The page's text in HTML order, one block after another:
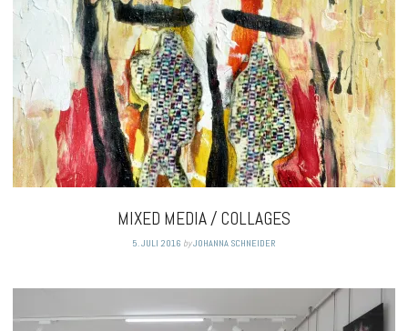
MIXED MEDIA / COLLAGES
5. JULI 2016 byJOHANNA SCHNEIDER